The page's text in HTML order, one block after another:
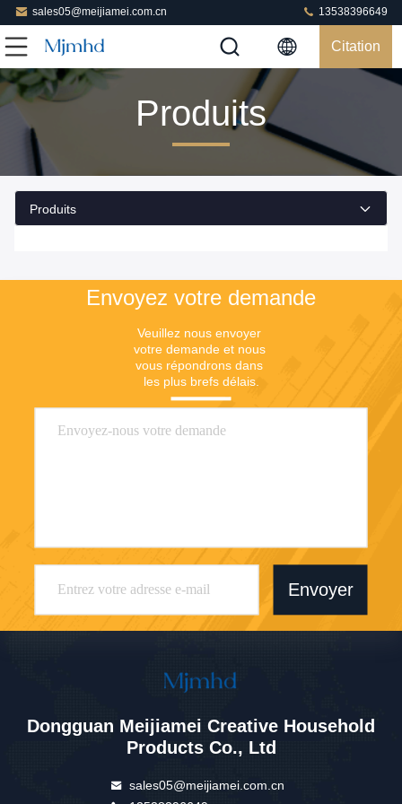
sales05@meijiamei.com.cn 13538396649
Citation
Produits
Produits
Envoyez votre demande
Veuillez nous envoyer
votre demande et nous
vous répondrons dans
les plus brefs délais.
Envoyer
Dongguan Meijiamei Creative Household
Products Co., Ltd
sales05@meijiamei.com.cn